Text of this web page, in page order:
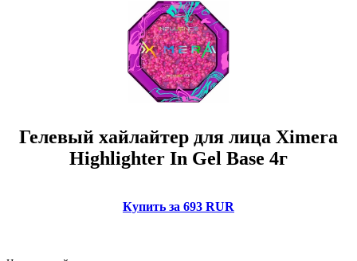
Гелевый хайлайтер для лица Ximera
Highlighter In Gel Base 4г
Купить за 693 RUR